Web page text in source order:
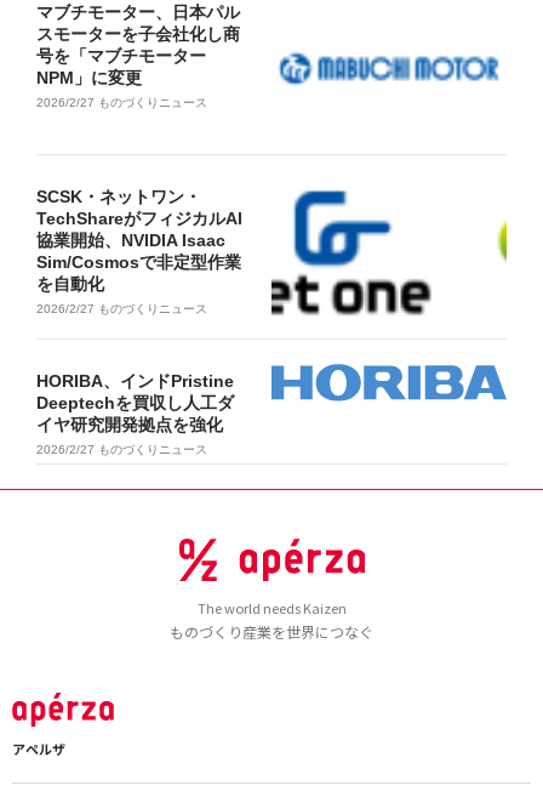
マブチモーター、日本パル
スモーターを子会社化し商
号を「マブチモーター
NPM」に変更
2026/2/27 ものづくりニュース
SCSK・ネットワン・
TechShareがフィジカルAI
協業開始、NVIDIA Isaac
Sim/Cosmosで非定型作業
を自動化
2026/2/27 ものづくりニュース
HORIBA、インドPristine
Deeptechを買収し人工ダ
イヤ研究開発拠点を強化
2026/2/27 ものづくりニュース
The world needs Kaizen
ものづくり産業を世界につなぐ
アペルザ